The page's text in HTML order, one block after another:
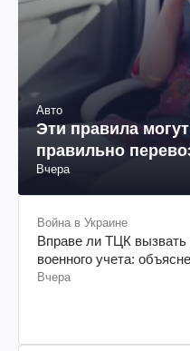
Авто
Эти правила
правильно
Вчера
Война в Украине
Вправе ли ТЦК вызвать
военного учета:
Вчера